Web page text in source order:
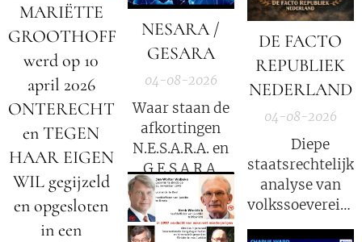
MARIËTTE
GROOTHOFF
werd op 10
april 2026
ONTERECHT
en TEGEN
HAAR EIGEN
WIL gegijzeld
en opgesloten
in een
NESARA /
GESARA
04-08-2026
Waar staan de
afkortingen
N.E.S.A.R.A. en
G.E.S.A.R.A.
voor?
DE FACTO
REPUBLIEK
NEDERLAND
04-08-2026
⚖️ Diepe
staatsrechtelijke
analyse van
in Nederland